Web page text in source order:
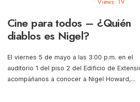
Cine para todos – ¿Quién
diablos es Nigel?
El viernes 5 de mayo a las 3:00 p.m. en el
auditorio 1 del piso 2 del Edificio de
acompáñanos a conocer a Nigel Howard,...